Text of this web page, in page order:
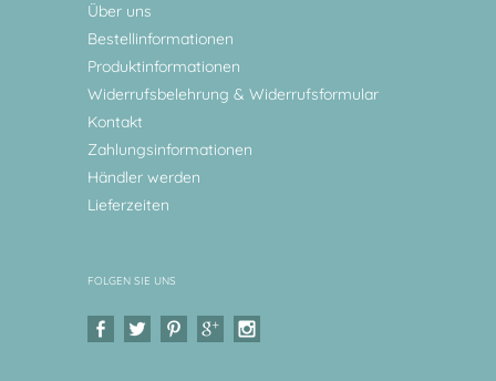
Über uns
Bestellinformationen
Produktinformationen
Widerrufsbelehrung & Widerrufsformular
Kontakt
Zahlungsinformationen
Händler werden
Lieferzeiten
FOLGEN SIE UNS